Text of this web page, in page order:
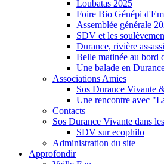
Loubatas 2025
Foire Bio Génépi
Assemblée générale
SDV et les
Durance, rivière
Belle matinée au bord
Une balade en
Associations Amies
Sos Durance Vivante
Une rencontre avec
Contacts
Sos Durance Vivante dans
SDV sur ecophilo
Administration du site
Approfondir